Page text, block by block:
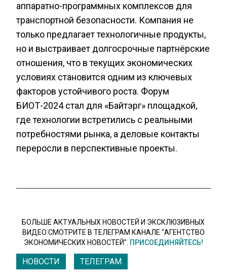
аппаратно-программных комплексов для
транспортной безопасности. Компания не
только предлагает технологичные продукты,
но и выстраивает долгосрочные партнёрские
отношения, что в текущих экономических
условиях становится одним из ключевых
факторов устойчивого роста. Форум
БИОТ-2024 стал для «Байтэрг» площадкой,
где технологии встретились с реальными
потребностями рынка, а деловые контакты
переросли в перспективные проекты.
БОЛЬШЕ АКТУАЛЬНЫХ НОВОСТЕЙ И ЭКСКЛЮЗИВНЫХ
ВИДЕО СМОТРИТЕ В ТЕЛЕГРАМ КАНАЛЕ "АГЕНТСТВО
ЭКОНОМИЧЕСКИХ НОВОСТЕЙ". ПРИСОЕДИНЯЙТЕСЬ!
НОВОСТИ ТЕЛЕГРАМ